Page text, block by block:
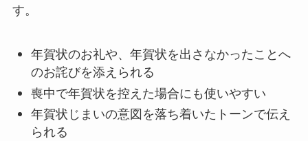
す。
年賀状のお礼や、年賀状を出さなかったことへ
のお詫びを添えられる
喪中で年賀状を控えた場合にも使いやすい
年賀状じまいの意図を落ち着いたトーンで伝え
られる